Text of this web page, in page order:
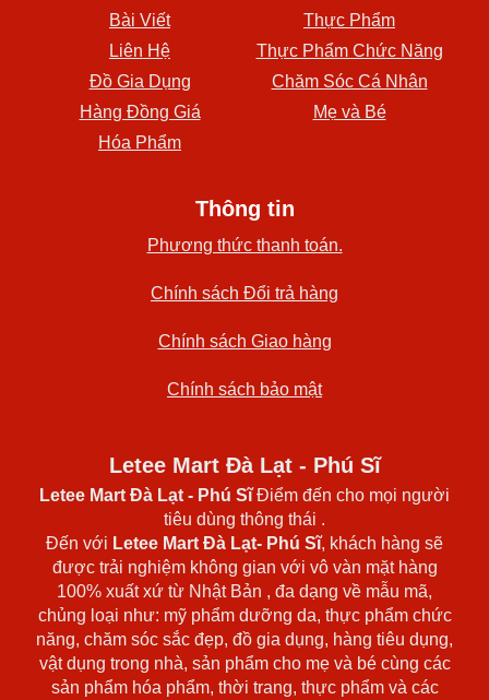
Bài Viết
Thực Phẩm
Liên Hệ
Thực Phẩm Chức Năng
Đồ Gia Dụng
Chăm Sóc Cá Nhân
Hàng Đồng Giá
Mẹ và Bé
Hóa Phẩm
Thông tin
Phương thức thanh toán.
Chính sách Đổi trả hàng
Chính sách Giao hàng
Chính sách bảo mật
Letee Mart Đà Lạt - Phú Sĩ
Letee Mart Đà Lạt - Phú SĩĐiểm đến cho mọi người
tiêu dùng thông thái .
Đến với Letee Mart Đà Lạt- Phú Sĩ, khách hàng sẽ
được trải nghiệm không gian với vô vàn mặt hàng
100% xuất xứ từ Nhật Bản , đa dạng về mẫu mã,
chủng loại như: mỹ phẩm dưỡng da, thực phẩm chức
năng, chăm sóc sắc đẹp, đồ gia dụng, hàng tiêu dụng,
vật dụng trong nhà, sản phẩm cho mẹ và bé cùng các
sản phẩm hóa phẩm, thời trang, thực phẩm và các